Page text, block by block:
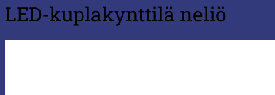
LED-kuplakynttilä neliö